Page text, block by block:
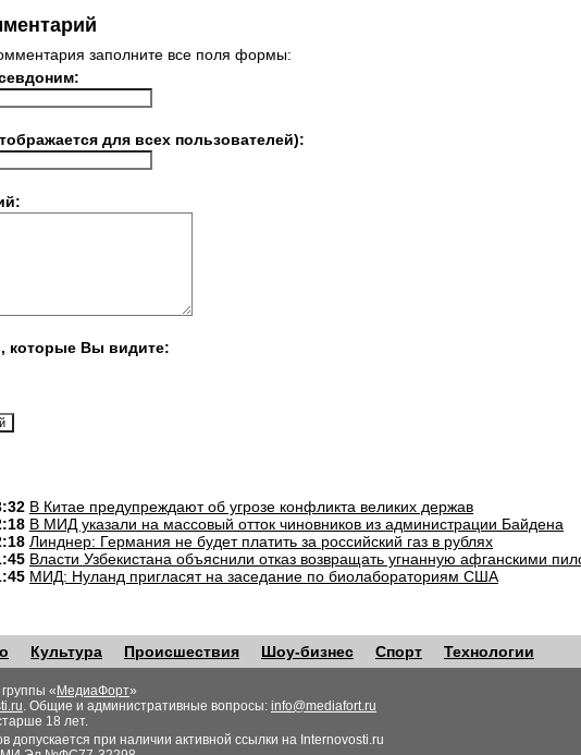
заполните все поля формы:
для всех пользователей):
которые Вы видите:
В Китае предупреждают об угрозе конфликта великих держав
В МИД указали на массовый отток чиновников из администрации Байдена
Линднер: Германия не будет платить за российский газ в рублях
Власти Узбекистана объяснили отказ возвращать угнанную афганскими
МИД: Нуланд пригласят на заседание по биолабораториям США
Культура Происшествия Шоу-бизнес Спорт Технологии
« МедиаФорт»
. Общие и административные вопросы: info@mediafort.ru
18 лет.
допускается при наличии активной ссылки на Internovosti.ru